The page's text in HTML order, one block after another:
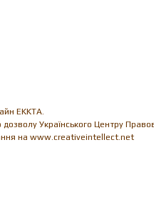
EKKTA.
Українського Центру
на www.creativeintellect.net